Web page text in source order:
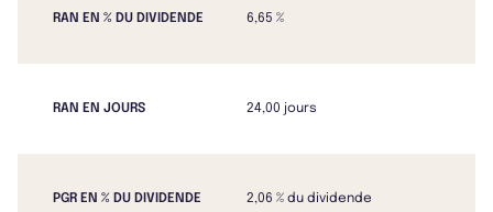
RAN EN % DU DIVIDENDE 6,65 %
RAN EN JOURS 24,00 jours
PGR EN % DU DIVIDENDE 2,06 % du dividende